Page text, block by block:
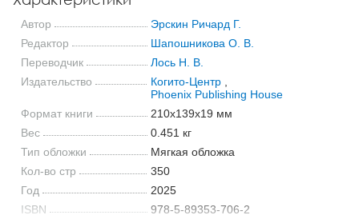
Автор
Эрскин Ричард Г.
Редактор
Шапошникова О. В.
Переводчик
Лось Н. В.
Издательство
Когито-Центр,
Phoenix Publishing House
Формат книги
210x139x19 мм
Вес
0.451 кг
Тип обложки
Мягкая обложка
Кол-во стр
350
Год
2025
ISBN
978-5-89353-706-2